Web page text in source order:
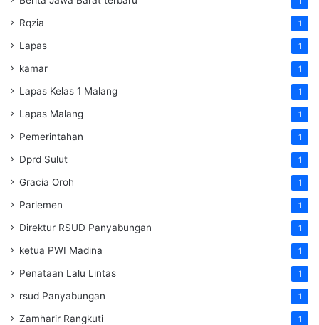
Rqzia 1
Lapas 1
kamar 1
Lapas Kelas 1 Malang 1
Lapas Malang 1
Pemerintahan 1
Dprd Sulut 1
Gracia Oroh 1
Parlemen 1
Direktur RSUD Panyabungan 1
ketua PWI Madina 1
Penataan Lalu Lintas 1
rsud Panyabungan 1
Zamharir Rangkuti 1